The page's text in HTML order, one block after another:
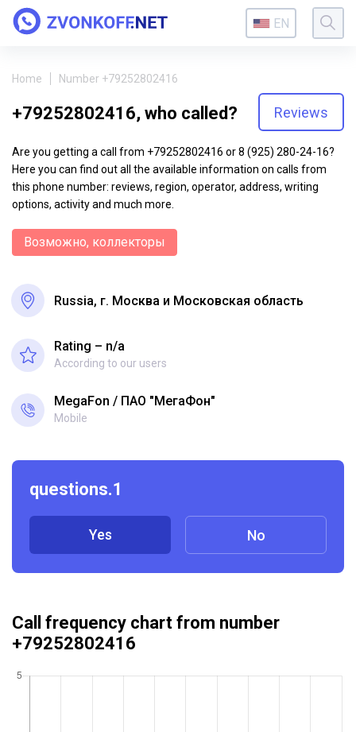
EN
Home Number +79252802416
+79252802416, who called? Reviews
Are you getting a call from +79252802416 or 8 (925) 280-24-16?
Here you can find out all the available information on calls from
this phone number: reviews, region, operator, address, writing
options, activity and much more.
Возможно, коллекторы
Russia, г. Москва и Московская область
Rating – n/a
According to our users
MegaFon ПАО "МегаФон"
Mobile
questions.1
Yes No
Call frequency chart from number
+79252802416